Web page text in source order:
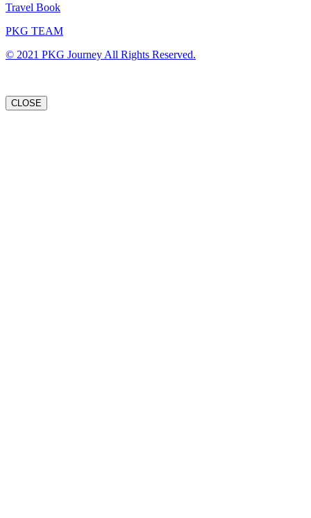
Travel Book
PKG TEAM
© 2021 PKG Journey All Rights Reserved.
CLOSE